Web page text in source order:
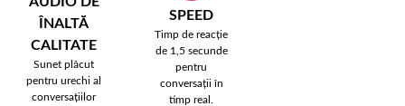
ÎNALTĂ
CALITATE
Sunet plăcut
pentru urechi al
conversațiilor
SPEED
Timp de reacție
de 1,5 secunde
pentru
conversații în
timp real.